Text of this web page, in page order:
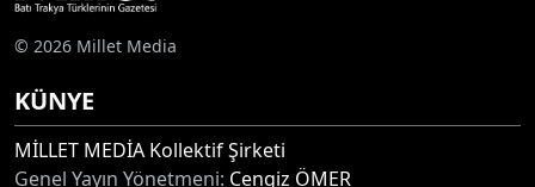
© 2026 Millet Media
KÜNYE
MİLLET MEDİA Kollektif Şirketi
Genel Yayın Yönetmeni: Cengiz ÖMER